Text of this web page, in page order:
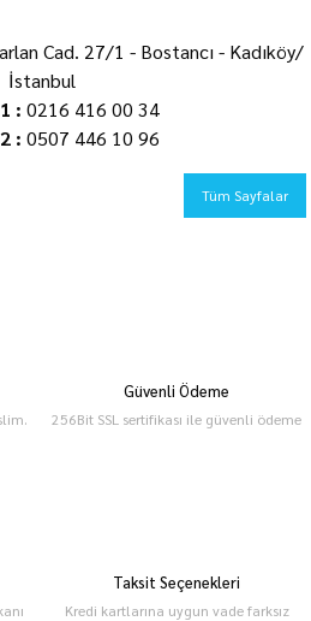
Cad. 27/1 - Bostancı - Kadıköy/
İstanbul
: 0216 416 00 34
: 0507 446 10 96
Tüm Sayfalar
Güvenli Ödeme
256Bit SSL sertifikası ile güvenli ödeme
Taksit Seçenekleri
Kredi kartlarına uygun vade farksız